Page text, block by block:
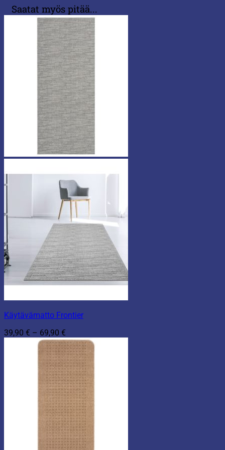
Saatat myös pitää...
Käytävämatto Frontier
39,90 € – 69,90 €
39,90 €
-
69,90 €